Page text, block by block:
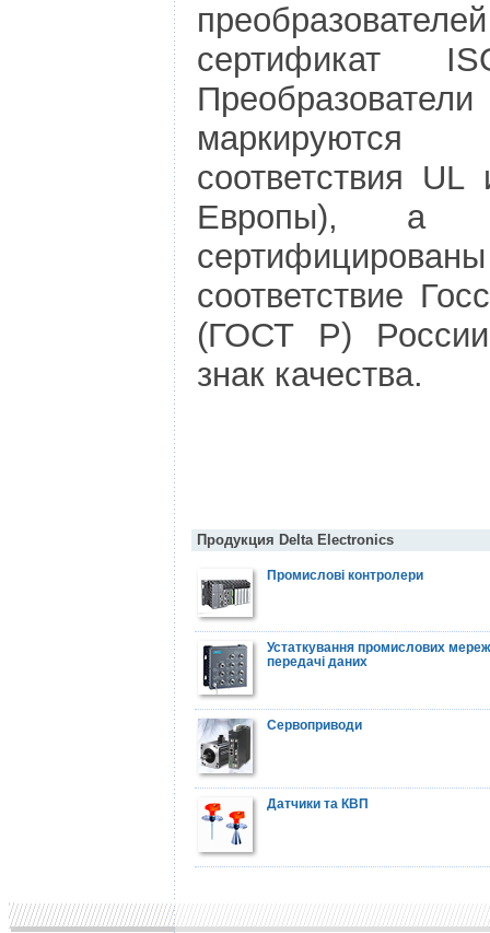
сертификат
Преобразователи
маркируются
соответствия
Европы), а
соответствие
(ГОСТ Р)
знак качества.
Продукция Delta Electronics
Промислові контролери
Устаткування промислових мереж
передачі даних
Сервоприводи
Датчики та КВП